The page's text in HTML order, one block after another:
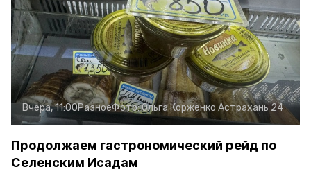
Вчера, 11:00РазноеФото:Ольга Корженко Астрахань 24
Продолжаем гастрономический рейд по
Селенским Исадам